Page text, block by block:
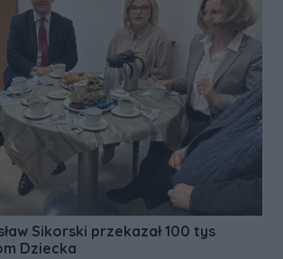
Sikorski przekazał 100 tys
Dziecka